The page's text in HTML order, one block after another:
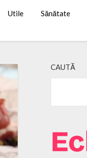
Utile Sănătate
CAUTĂ